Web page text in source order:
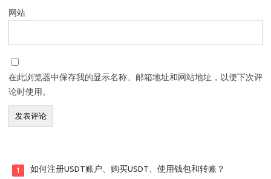
网站
在此浏览器中保存我的显示名称、邮箱地址和网站地址，以便下次评
论时使用。
1 如何注册USDT账户、购买USDT、使用钱包和转账？